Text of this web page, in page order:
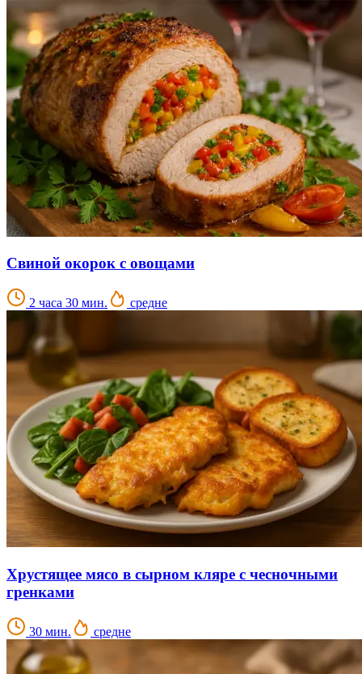
Свиной окорок с овощами
2 часа 30 мин. средне
Хрустящее мясо в сырном кляре с чесночными
гренками
30 мин. средне